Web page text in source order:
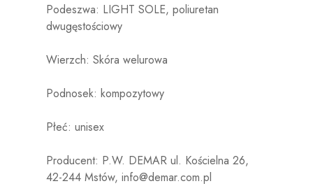
Podeszwa: LIGHT SOLE, poliuretan
dwugęstościowy
Wierzch: Skóra welurowa
Podnosek: kompozytowy
Płeć: unisex
Producent: P.W. DEMAR ul. Kościelna 26,
42-244 Mstów, info@demar.com.pl